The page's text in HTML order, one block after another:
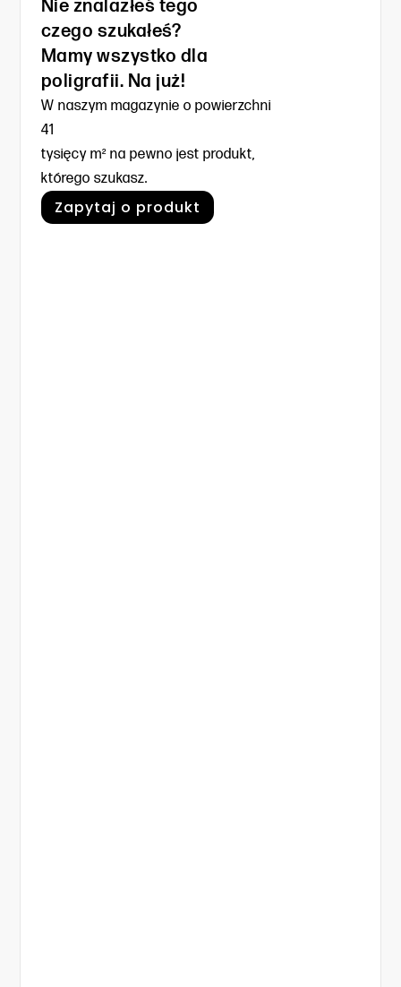
Nie znalazłeś tego
czego szukałeś?
Mamy wszystko dla
poligrafii. Na już!
W naszym magazynie o powierzchni
41
tysięcy m² na pewno jest produkt,
którego szukasz.
Zapytaj o produkt